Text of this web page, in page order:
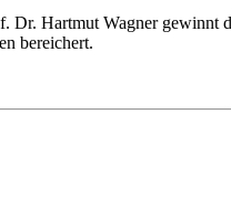
Hartmut Wagner
bereichert.